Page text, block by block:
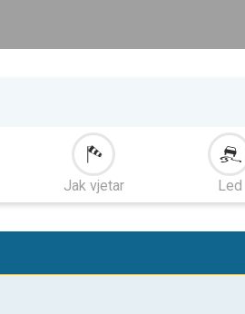
Jak vjetar Led